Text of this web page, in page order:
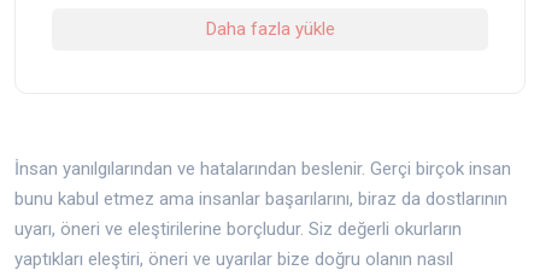
Daha fazla yükle
İnsan yanılgılarından ve hatalarından beslenir. Gerçi birçok insan
bunu kabul etmez ama insanlar başarılarını, biraz da dostlarının
uyarı, öneri ve eleştirilerine borçludur. Siz değerli okurların
yaptıkları eleştiri, öneri ve uyarılar bize doğru olanın nasıl